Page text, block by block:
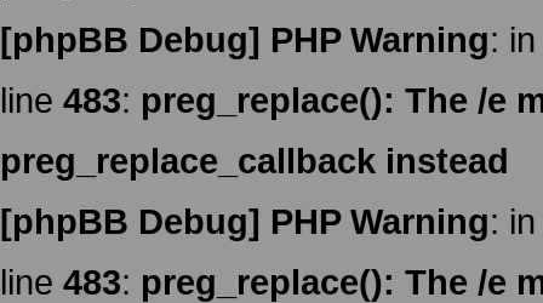
[phpBB Debug] PHP Warning:
line 483: preg_replace(): The /e
preg_replace_callback instead
[phpBB Debug] PHP Warning:
line 483: preg_replace(): The /e